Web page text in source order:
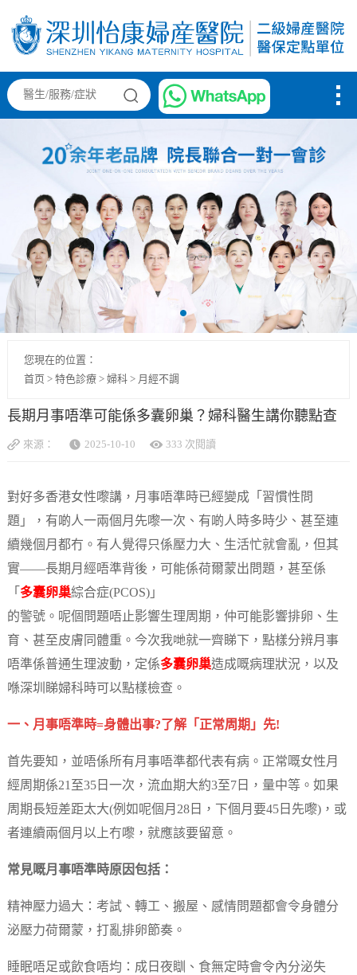
您現在的位置：
首页 > 特色診療> 婦科> 月經不調
長期月事唔準可能係多囊卵巢？婦科醫生講你聽點查
來源： 2025-10-10 333 次閱讀
對好多香港女性嚟講，月事唔準時已經變成「習慣性問
題」，有啲人一兩個月先嚟一次、有啲人時多時少、甚至連
續幾個月都冇。有人覺得只係壓力大、生活忙就會亂，但其
實——長期月經唔準背後，可能係荷爾蒙出問題，甚至係
「 多囊卵巢綜合症(PCOS)」
的警號。呢個問題唔止影響生理周期，仲可能影響排卵、生
育、甚至皮膚同體重。今次我哋就一齊睇下，點樣分辨月事
唔準係普通生理波動，定係多囊卵巢造成嘅病理狀況，以及
喺深圳睇婦科時可以點樣檢查。
一、月事唔準時=身體出事?了解「正常周期」先!
首先要知，並唔係所有月事唔準都代表有病。正常嘅女性月
經周期係21至35日一次，流血期大約3至7日，量中等。如果
周期長短差距太大(例如呢個月28日，下個月要45日先嚟)，或
者連續兩個月以上冇嚟，就應該要留意。
常見嘅月事唔準時原因包括：
精神壓力過大：考試、轉工、搬屋、感情問題都會令身體分
泌壓力荷爾蒙，打亂排卵節奏。
睡眠唔足或飲食唔均：成日夜瞓、食無定時會令內分泌失